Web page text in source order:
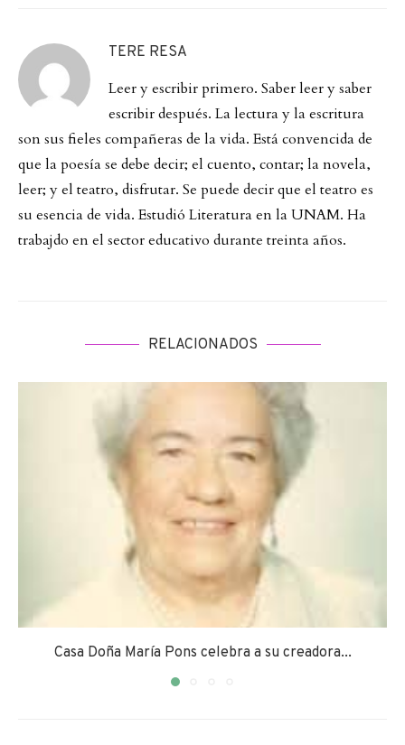
TERE RESA
Leer y escribir primero. Saber leer y saber
escribir después. La lectura y la escritura
son sus fieles compañeras de la vida. Está convencida de
que la poesía se debe decir; el cuento, contar; la novela,
leer; y el teatro, disfrutar. Se puede decir que el teatro es
su esencia de vida. Estudió Literatura en la UNAM. Ha
trabajdo en el sector educativo durante treinta años.
RELACIONADOS
Casa Doña María Pons celebra a su creadora...